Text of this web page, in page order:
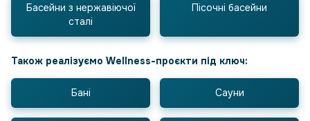
Басейни з нержавіючої
сталі
Пісочні басейни
Також реалізуємо Wellness-проєкти під ключ:
Бані Сауни